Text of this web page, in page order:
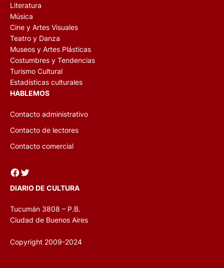
Literatura
Música
Cine y Artes Visuales
Teatro y Danza
Museos y Artes Plásticas
Costumbres y Tendencias
Turismo Cultural
Estadísticas culturales
HABLEMOS
Contacto administrativo
Contacto de lectores
Contacto comercial
Facebook Twitter
DIARIO DE CULTURA
Tucumán 3808 – P.B.
Ciudad de Buenos Aires
Copyright 2009-2024